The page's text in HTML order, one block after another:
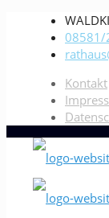
08581/
Kontakt